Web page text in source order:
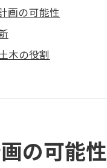
画の可能性
木の役割
土木技術
ステム
未来の都市風景
と未来
の可能性